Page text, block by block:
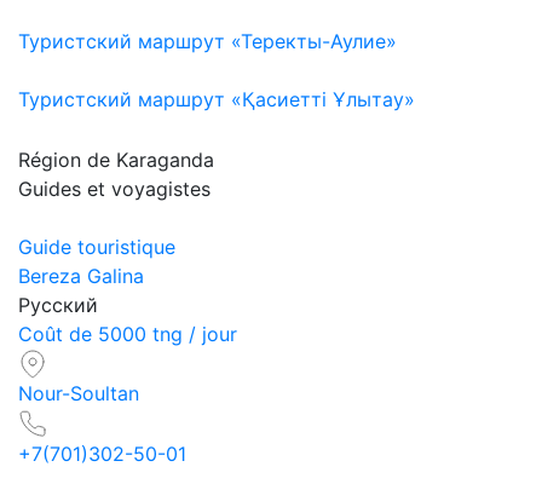
Туристский маршрут «Теректы-Аулие»
Туристский маршрут «Қасиетті Ұлытау»
Région de Karaganda
Guides et voyagistes
Guide touristique
Bereza Galina
Русский
Coût de 5000 tng / jour
Nour-Soultan
+7(701)302-50-01